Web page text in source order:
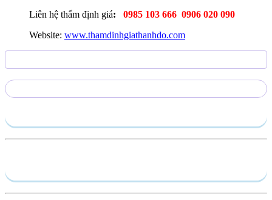
Liên hệ thẩm định giá: 0985 103 666 0906 020 090
Website: www.thamdinhgiathanhdo.com